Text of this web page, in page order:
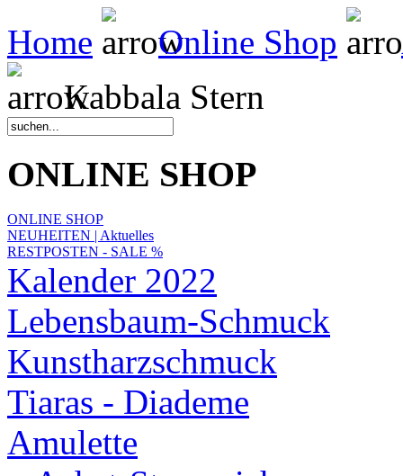
Home Online Shop
Kabbala Stern
ONLINE SHOP
ONLINE SHOP
NEUHEITEN | Aktuelles
RESTPOSTEN - SALE %
Kalender 2022
Lebensbaum-Schmuck
Kunstharzschmuck
Tiaras - Diademe
Amulette